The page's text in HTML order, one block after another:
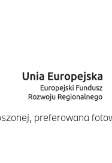
preferowana